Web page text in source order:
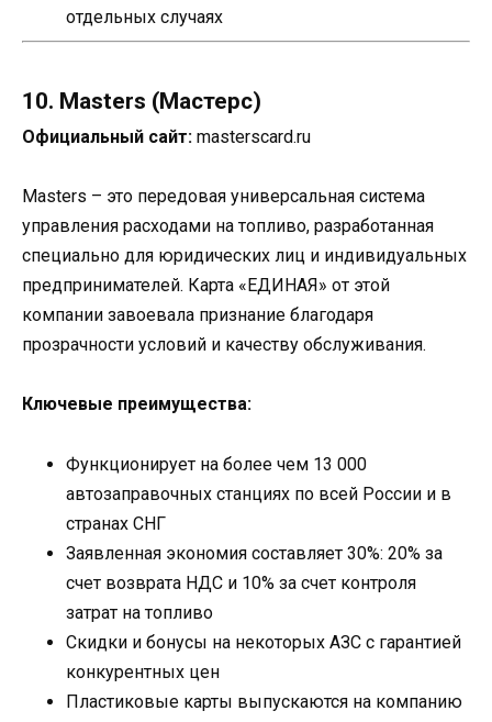
отдельных случаях
10. Masters (Мастерс)
Официальный сайт: masterscard.ru
Masters – это передовая универсальная система
управления расходами на топливо, разработанная
специально для юридических лиц и индивидуальных
предпринимателей. Карта «ЕДИНАЯ» от этой
компании завоевала признание благодаря
прозрачности условий и качеству обслуживания.
Ключевые преимущества:
Функционирует на более чем 13 000
автозаправочных станциях по всей России и в
странах СНГ
Заявленная экономия составляет 30%: 20% за
счет возврата НДС и 10% за счет контроля
затрат на топливо
Скидки и бонусы на некоторых АЗС с гарантией
конкурентных цен
Пластиковые карты выпускаются на компанию